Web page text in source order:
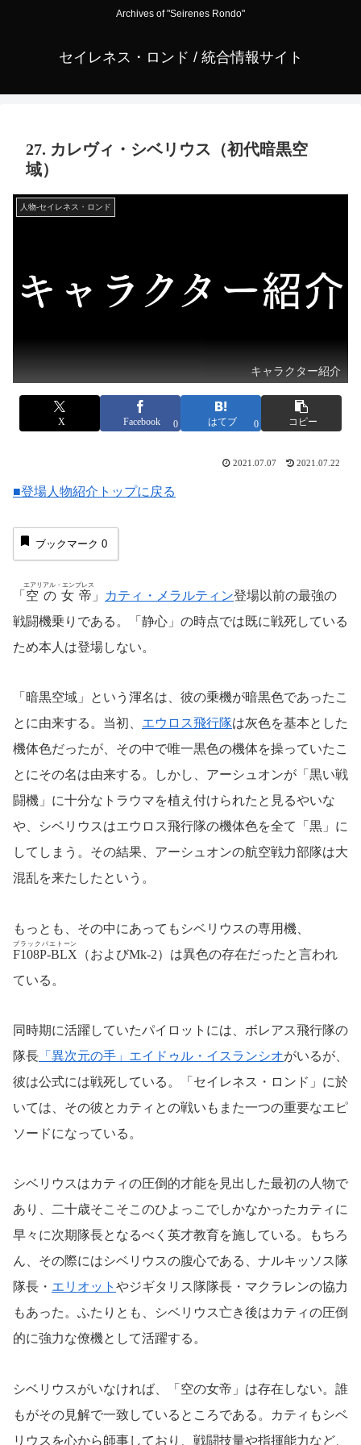
Archives of "Seirenes Rondo"
セイレネス・ロンド / 統合情報サイト
27. カレヴィ・シベリウス（初代暗黒空
域）
人物-セイレネス・ロンド
キャラクター紹介
X Facebook 0 はてブ 0 コピー
2021.07.07 2021.07.22
■登場人物紹介トップに戻る
ブックマーク 0
「 空の女帝
エアリアル・エンプレス
」 カティ・メラルティン登場以前の最強の
戦闘機乗りである。「静心」の時点では既に戦死している
ため本人は登場しない。
「暗黒空域」という渾名は、彼の乗機が暗黒色であったこ
とに由来する。当初、 エウロス飛行隊は灰色を基本とした
機体色だったが、その中で唯一黒色の機体を操っていたこ
とにその名は由来する。しかし、アーシュオンが「黒い戦
闘機」に十分なトラウマを植え付けられたと見るやいな
や、シベリウスはエウロス飛行隊の機体色を全て「黒」に
してしまう。その結果、アーシュオンの航空戦力部隊は大
混乱を来たしたという。
もっとも、その中にあってもシベリウスの専用機、
F108P-BLX
ブラックパエトーン
（およびMk-2）は異色の存在だったと言われ
ている。
同時期に活躍していたパイロットには、ボレアス飛行隊の
隊長 「異次元の手」エイドゥル・イスランシオがいるが、
彼は公式には戦死している。「セイレネス・ロンド」に於
いては、その彼とカティとの戦いもまた一つの重要なエピ
ソードになっている。
シベリウスはカティの圧倒的才能を見出した最初の人物で
あり、二十歳そこそこのひよっこでしかなかったカティに
早々に次期隊長となるべく英才教育を施している。もちろ
ん、その際にはシベリウスの腹心である、ナルキッソス隊
隊長・ エリオット やジギタリス隊隊長・マクラレンの協力
もあった。ふたりとも、シベリウス亡き後はカティの圧倒
的に強力な僚機として活躍する。
シベリウスがいなければ、「空の女帝」は存在しない。誰
もがその見解で一致しているところである。カティもシベ
リウスを心から師事しており、戦闘技量や指揮能力など、